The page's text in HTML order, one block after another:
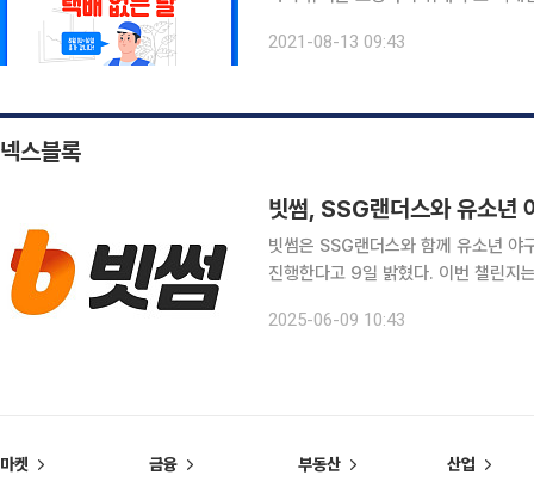
주요 4개 택배사인 CJ대한통운, 롯데
2021-08-13 09:43
넥스블록
빗썸, SSG랜더스와 유소년
빗썸은 SSG랜더스와 함께 유소년 야
진행한다고 9일 밝혔다. 이번 챌린지
빗썸 회원 가입이 필요하다. 23일까
2025-06-09 10:43
마켓 금융 부동산 산업